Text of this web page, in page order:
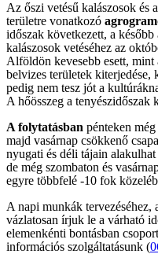
Az őszi vetésű kalászosok és
területre vonatkozó
időszak következett, a
kalászosok vetéséhez az
Alföldön kevesebb esett, mint
belvizes területek kiterjedése,
pedig nem tesz jót a
A hőösszeg a tenyészidőszak
A folytatásban pénteken
majd vasárnap csökkenő
nyugati és déli tájain
de még szombaton és
egyre többfelé -10 fok
A napi munkák tervezéséhez,
vázlatosan írjuk le a várható
elemenkénti bontásban
információs szolgáltatásunk (